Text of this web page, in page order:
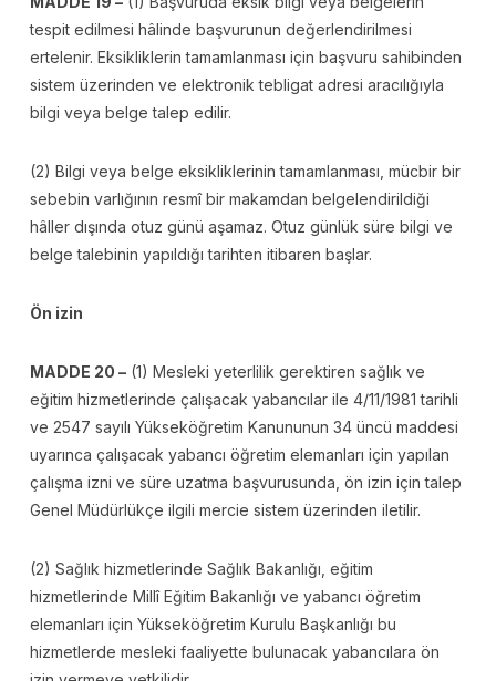
tespit edilmesi hâlinde başvurunun değerlendirilmesi
ertelenir. Eksikliklerin tamamlanması için başvuru sahibinden
sistem üzerinden ve elektronik tebligat adresi aracılığıyla
bilgi veya belge talep edilir.
(2) Bilgi veya belge eksikliklerinin tamamlanması, mücbir bir
sebebin varlığının resmî bir makamdan belgelendirildiği
hâller dışında otuz günü aşamaz. Otuz günlük süre bilgi ve
belge talebinin yapıldığı tarihten itibaren başlar.
Ön izin
MADDE 20 –(1) Mesleki yeterlilik gerektiren sağlık ve
eğitim hizmetlerinde çalışacak yabancılar ile 4/11/1981 tarihli
ve 2547 sayılı Yükseköğretim Kanununun 34 üncü maddesi
uyarınca çalışacak yabancı öğretim elemanları için yapılan
çalışma izni ve süre uzatma başvurusunda, ön izin için talep
Genel Müdürlükçe ilgili mercie sistem üzerinden iletilir.
(2) Sağlık hizmetlerinde Sağlık Bakanlığı, eğitim
hizmetlerinde Millî Eğitim Bakanlığı ve yabancı öğretim
elemanları için Yükseköğretim Kurulu Başkanlığı bu
hizmetlerde mesleki faaliyette bulunacak yabancılara ön